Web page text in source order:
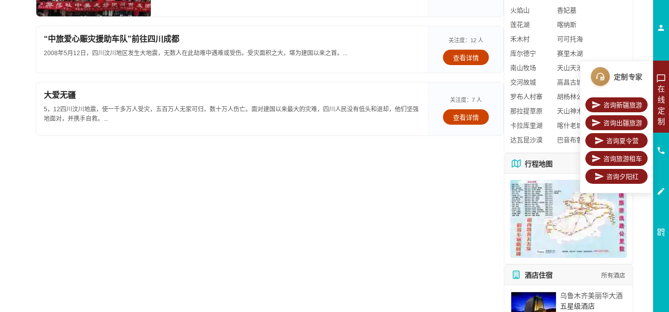
“中旅爱心赈灾援助车队”前往四川成都
2008年5月12日，四川汶川地区发生大地震，无数人在此劫难中遇难或受伤。受灾面积之大，堪为建国以来之首。...
关注度：12 人
查看详情
大爱无疆
5，12四川汶川地震，使一千多万人受灾，五百万人无家可归，数十万人伤亡。面对建国以来最大的灾难，四川人民没有低头和退却，他们坚强
地面对，并携手自救。...
关注度：7 人
查看详情
火焰山
香妃墓
莲花湖
喀纳斯
禾木村
可可托海
库尔德宁
赛里木湖
南山牧场
天山天池
交河故城
高昌古城
罗布人村寨
胡杨林公园
那拉提草原
天山神木园
卡拉库里湖
喀什老城区
达瓦昆沙漠
巴音布鲁克
行程地图 更多地图
酒店住宿 所有酒店
乌鲁木齐美丽华大酒
五星级酒店
在
线
定
制
定制专家
咨询新疆旅游
咨询出疆旅游
咨询夏令营
咨询旅游租车
咨询夕阳红